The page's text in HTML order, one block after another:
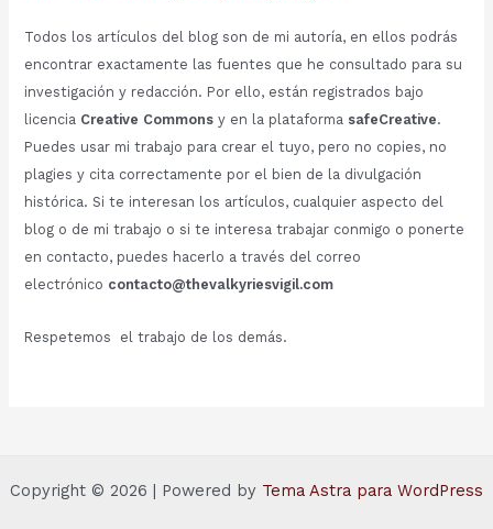
Todos los artículos del blog son de mi autoría, en ellos podrás
encontrar exactamente las fuentes que he consultado para su
investigación y redacción. Por ello, están registrados bajo
licencia Creative Commonsy en la plataforma safeCreative.
Puedes usar mi trabajo para crear el tuyo, pero no copies, no
plagies y cita correctamente por el bien de la divulgación
histórica. Si te interesan los artículos, cualquier aspecto del
blog o de mi trabajo o si te interesa trabajar conmigo o ponerte
en contacto, puedes hacerlo a través del correo
electrónico contacto@thevalkyriesvigil.com
Respetemos el trabajo de los demás.
Copyright © 2026 | Powered by Tema Astra para WordPress